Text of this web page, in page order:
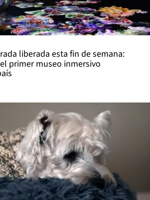
liberada esta fin de semana:
primer museo inmersivo